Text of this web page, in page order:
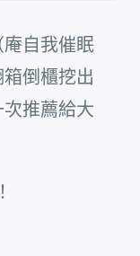
自我催眠
倒櫃挖出
推薦給大